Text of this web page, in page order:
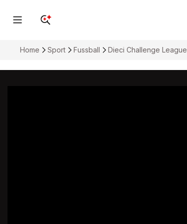
Home Sport Fussball Dieci Challenge League